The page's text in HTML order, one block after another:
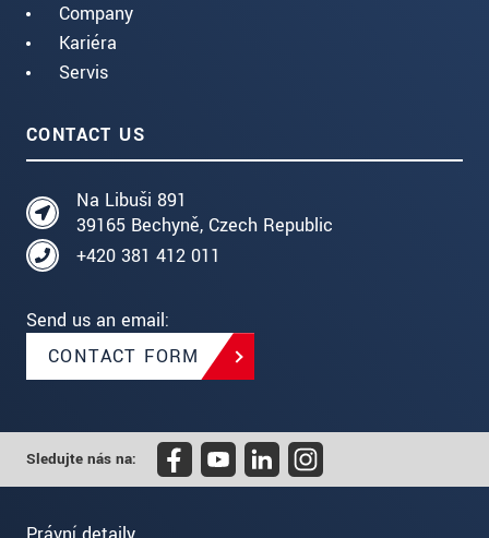
Company
Kariéra
Servis
CONTACT US
Na Libuši 891
39165 Bechyně, Czech Republic
+420 381 412 011
Send us an email:
CONTACT FORM
Sledujte nás na: